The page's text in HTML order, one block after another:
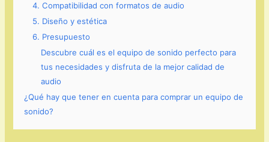
4. Compatibilidad con formatos de audio
5. Diseño y estética
6. Presupuesto
Descubre cuál es el equipo de sonido perfecto para
tus necesidades y disfruta de la mejor calidad de
audio
¿Qué hay que tener en cuenta para comprar un equipo de
sonido?